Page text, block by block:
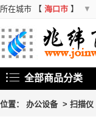
所在城市 【 海口市 】 ▼
全部商品分类
位置： 办公设备> 扫描仪